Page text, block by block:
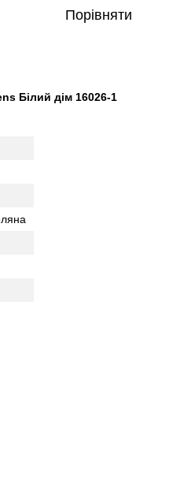
Порівняти
Білий дім 16026-1